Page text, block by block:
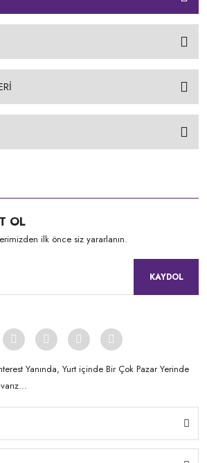
OL
ilk önce siz yararlanın.
KAYDOL
Yanında, Yurt içinde Bir Çok Pazar Yerinde